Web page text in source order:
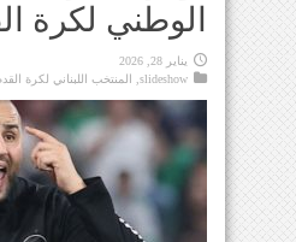
الوطني لكرة
يناير 28, 2026
slideshow
المنتخب اللبناني لكرة